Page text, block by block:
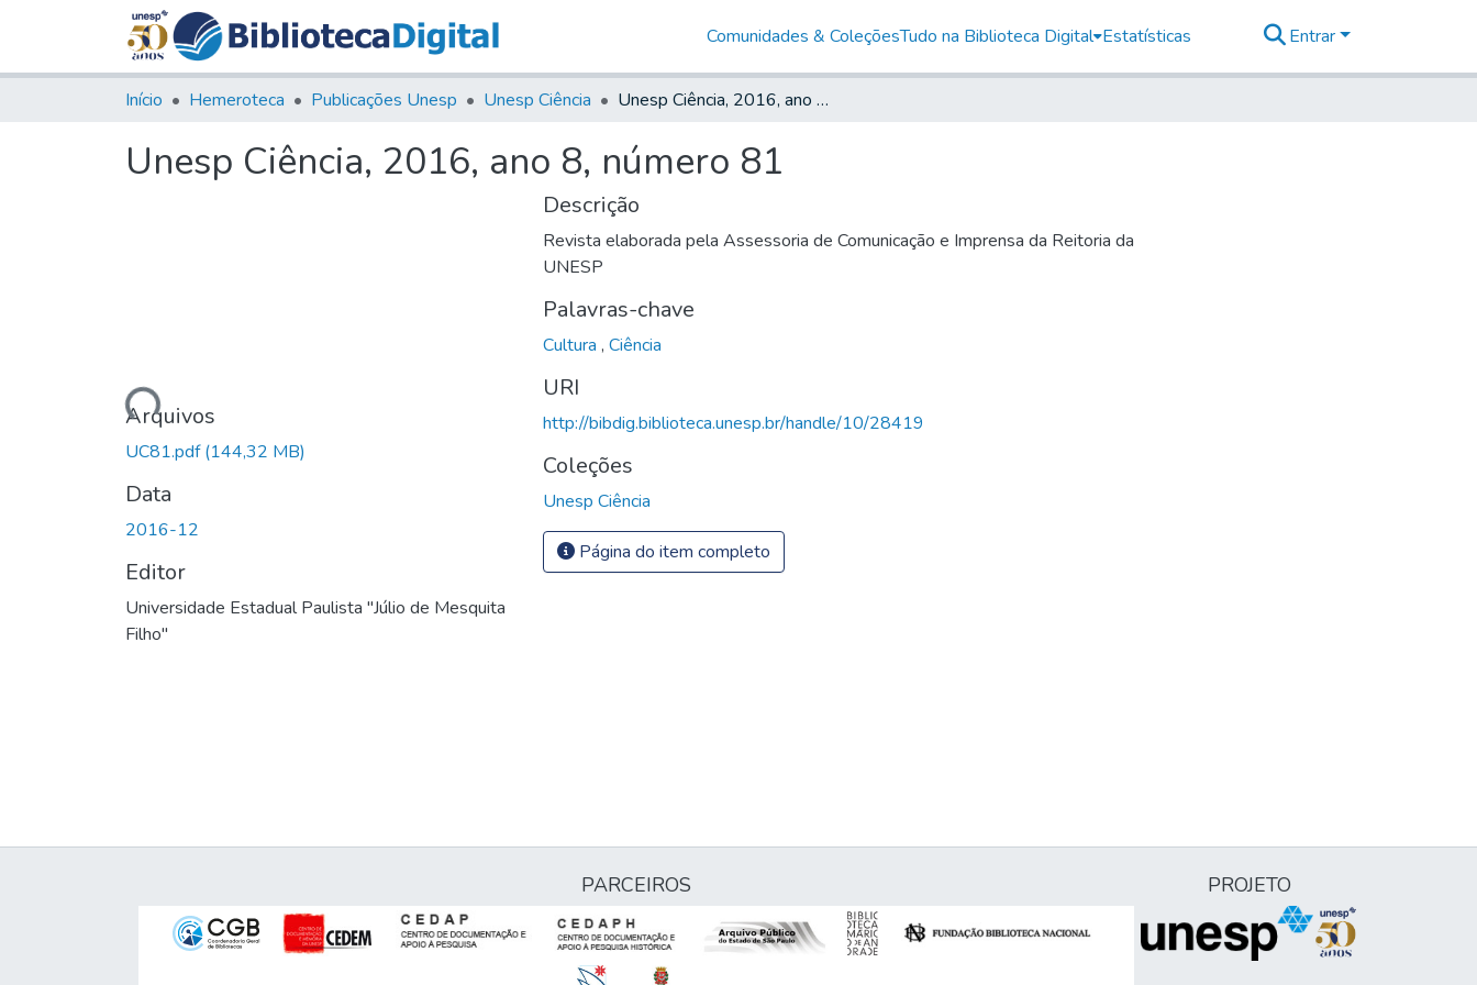
Comunidades & ColeçõesTudo na Biblioteca Digital Estatísticas Entrar
Início Hemeroteca Publicações Unesp Unesp Ciência Unesp Ciência, 2016, ano 8, número 81
Unesp Ciência, 2016, ano 8, número 81
Carregando...Arquivos
UC81.pdf(144,32 MB)
Data
2016-12
Editor
Universidade Estadual Paulista "Júlio de Mesquita
Filho"
Descrição
Revista elaborada pela Assessoria de Comunicação e Imprensa da Reitoria da
UNESP
Palavras-chave
Cultura , Ciência
URI
http://bibdig.biblioteca.unesp.br/handle/10/28419
Coleções
Unesp Ciência
Página do item completo
PARCEIROS PROJETO